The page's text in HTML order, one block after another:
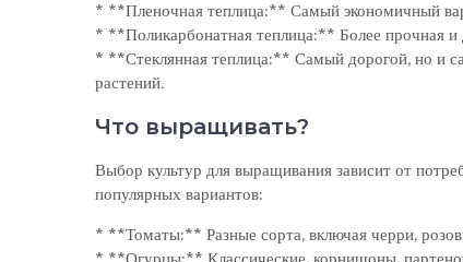
* **Пленочная теплица:** Самый экономичный
* **Поликарбонатная теплица:** Более прочная и
* **Стеклянная теплица:** Самый дорогой, но и
растений.
Что выращивать?
Выбор культур для выращивания зависит от
популярных вариантов:
* **Томаты:** Разные сорта, включая черри,